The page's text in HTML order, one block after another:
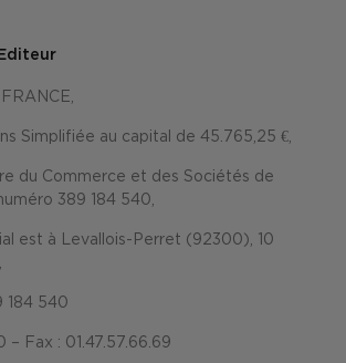
Simplifiée au capital de 45.765,25 €,
du Commerce et des Sociétés de
389 184 540,
est à Levallois-Perret (92300), 10
184 540
– Fax : 01.47.57.66.69